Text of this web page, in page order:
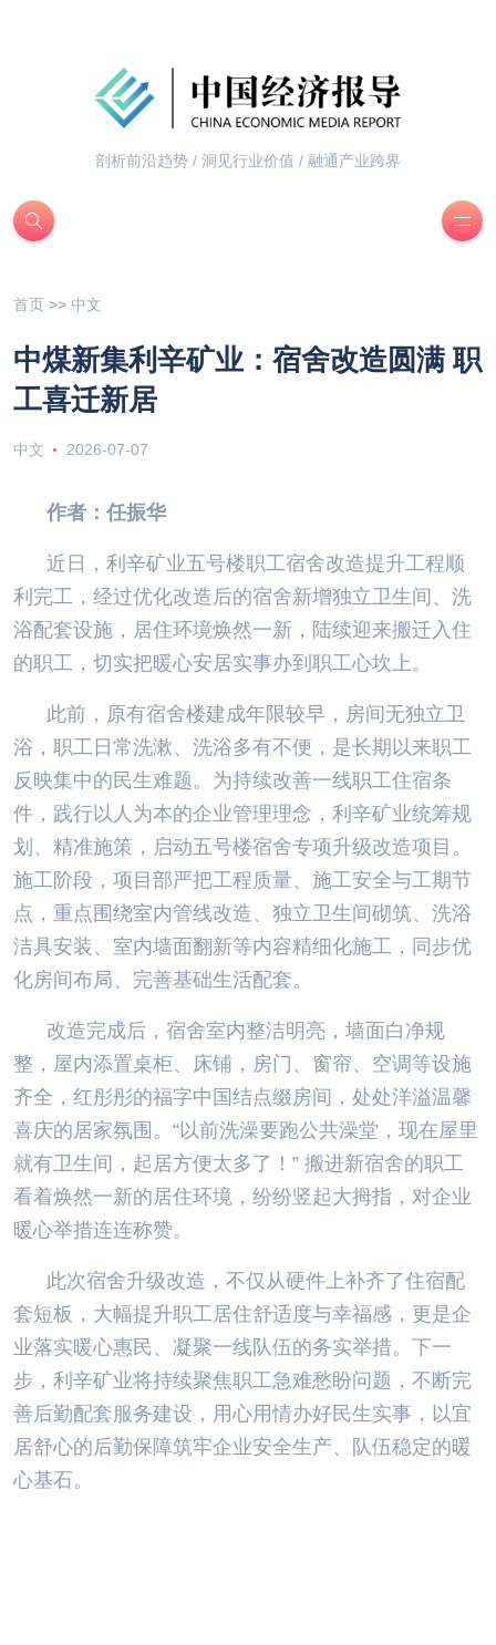
剖析前沿趋势 / 洞见行业价值 / 融通产业跨界
首页 >> 中文
中煤新集利辛矿业：宿舍改造圆满 职
工喜迁新居
中文 2026-07-07
作者：任振华
近日，利辛矿业五号楼职工宿舍改造提升工程顺
利完工，经过优化改造后的宿舍新增独立卫生间、洗
浴配套设施，居住环境焕然一新，陆续迎来搬迁入住
的职工，切实把暖心安居实事办到职工心坎上。
此前，原有宿舍楼建成年限较早，房间无独立卫
浴，职工日常洗漱、洗浴多有不便，是长期以来职工
反映集中的民生难题。为持续改善一线职工住宿条
件，践行以人为本的企业管理理念，利辛矿业统筹规
划、精准施策，启动五号楼宿舍专项升级改造项目。
施工阶段，项目部严把工程质量、施工安全与工期节
点，重点围绕室内管线改造、独立卫生间砌筑、洗浴
洁具安装、室内墙面翻新等内容精细化施工，同步优
化房间布局、完善基础生活配套。
改造完成后，宿舍室内整洁明亮，墙面白净规
整，屋内添置桌柜、床铺，房门、窗帘、空调等设施
齐全，红彤彤的福字中国结点缀房间，处处洋溢温馨
喜庆的居家氛围。“以前洗澡要跑公共澡堂，现在屋里
就有卫生间，起居方便太多了！” 搬进新宿舍的职工
看着焕然一新的居住环境，纷纷竖起大拇指，对企业
暖心举措连连称赞。
此次宿舍升级改造，不仅从硬件上补齐了住宿配
套短板，大幅提升职工居住舒适度与幸福感，更是企
业落实暖心惠民、凝聚一线队伍的务实举措。下一
步，利辛矿业将持续聚焦职工急难愁盼问题，不断完
善后勤配套服务建设，用心用情办好民生实事，以宜
居舒心的后勤保障筑牢企业安全生产、队伍稳定的暖
心基石。